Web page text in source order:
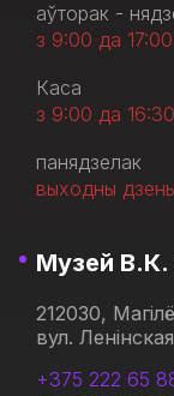
аўторак -
з 9:00 да 17:00
Каса
з 9:00 да 16:30
панядзелак
выходны дзень
Музей В.К.
212030,
вул.
+375 222 65